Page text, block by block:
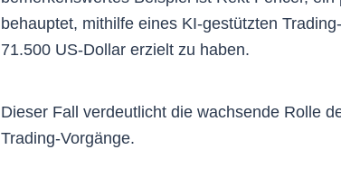
behauptet, mithilfe eines KI-gestützten
71.500 US-Dollar erzielt zu haben.
Dieser Fall verdeutlicht die wachsende Rolle
Trading-Vorgänge.